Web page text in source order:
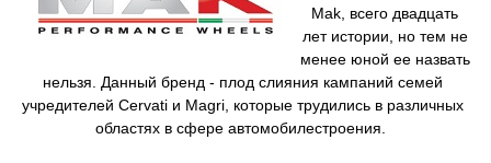
Mak, всего двадцать
лет истории, но тем не
менее юной ее назвать
нельзя. Данный бренд - плод слияния кампаний семей
учредителей Cervati и Magri, которые трудились в различных
областях в сфере автомобилестроения.